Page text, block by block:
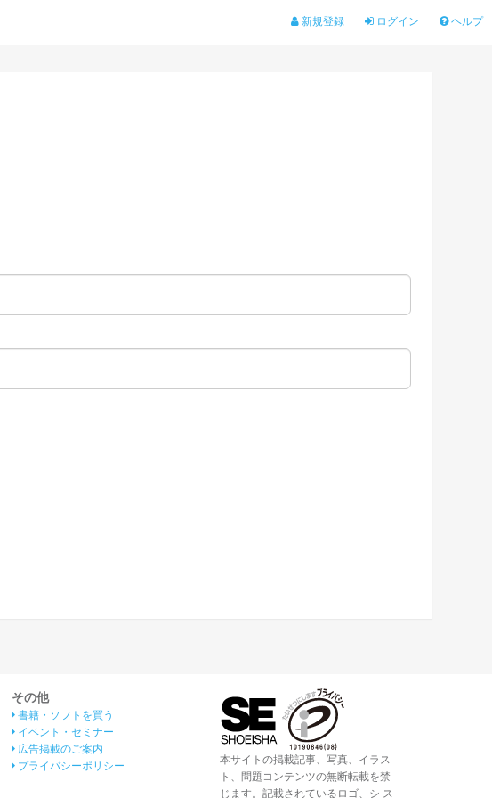
新規登録 ログイン ヘルプ
その他
書籍・ソフトを買う
イベント・セミナー
広告掲載のご案内
プライバシーポリシー
本サイトの掲載記事、写真、イラス
ト、問題コンテンツの無断転載を禁
じます。記載されているロゴ、シ ス